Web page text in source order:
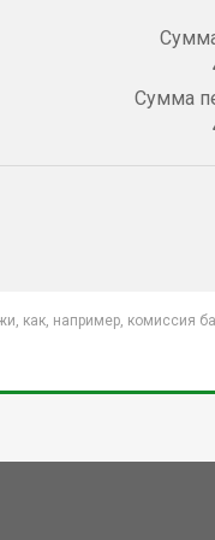
Сумма
как, например, комиссия